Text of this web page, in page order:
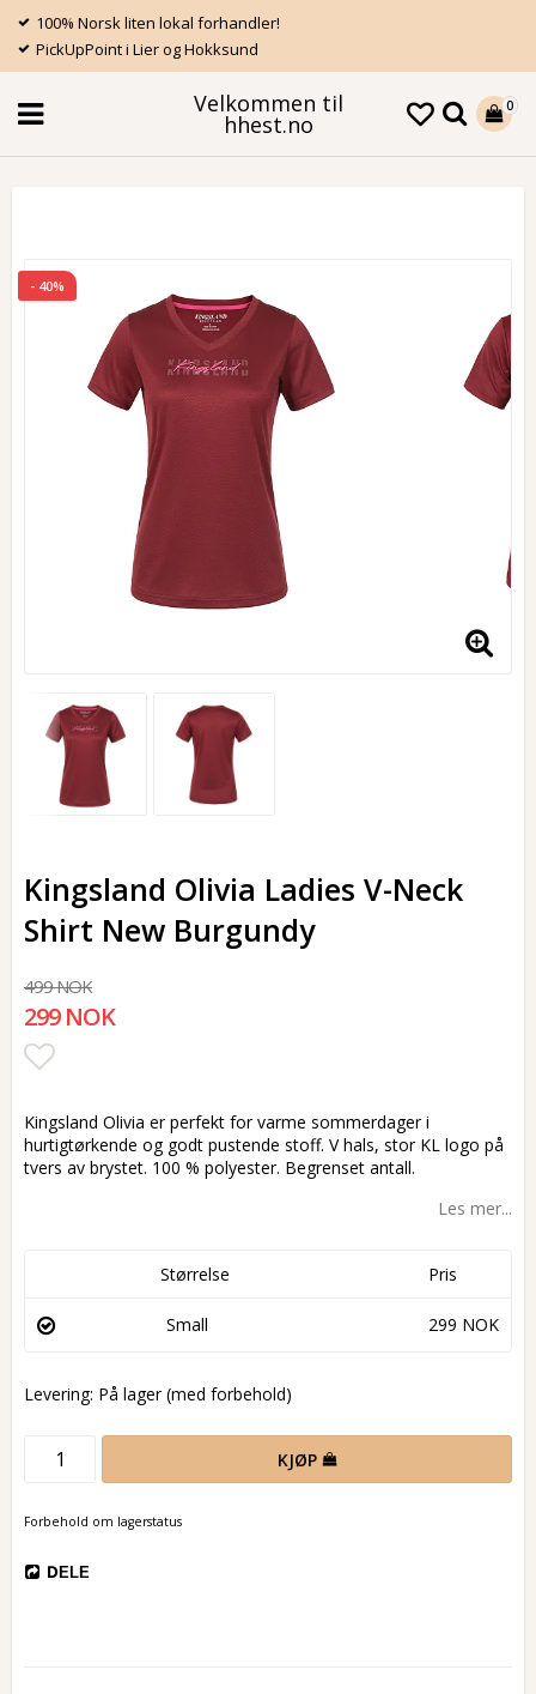
100% Norsk liten lokal forhandler!
PickUpPoint i Lier og Hokksund
Velkommen til
hhest.no
0
- 40%
Kingsland Olivia Ladies V-Neck
Shirt New Burgundy
499 NOK
299 NOK
Kingsland Olivia er perfekt for varme sommerdager i
hurtigtørkende og godt pustende stoff. V hals, stor KL logo på
tvers av brystet. 100 % polyester. Begrenset antall.
Les mer...
Størrelse Pris
Small 299 NOK
Levering: På lager (med forbehold)
KJØP
Forbehold om lagerstatus
DELE